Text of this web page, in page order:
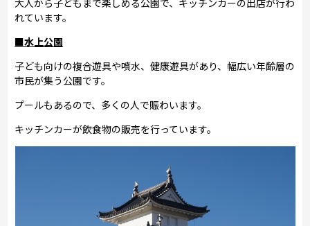
大人から子どもまで楽しめる公園で、キッチンカーの出店が行わ
れています。
■水上公園
子ども向けの複合遊具や噴水、健康遊具があり、幅広い年齢層の
市民が集う公園です。
プールもあるので、多くの人で賑わいます。
キッチンカーが飲食物の販売を行っています。